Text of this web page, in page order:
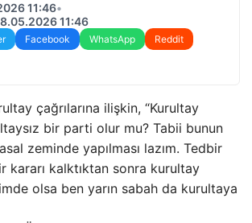
11:46•
11:46
Facebook WhatsApp
Reddit
çağrılarına ilişkin, “Kurultay
bir parti olur mu? Tabii bunun
zeminde yapılması lazım. Tedbir
kararı kalktıktan sonra kurultay
olsa ben yarın sabah da kurultaya